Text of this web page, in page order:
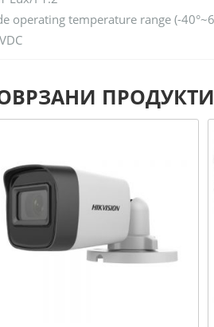
operating temperature range (-
ПРОДУКТИ